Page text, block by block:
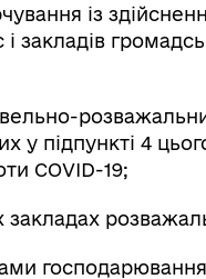
із
закладів
у підпункті 4
COVID-19;